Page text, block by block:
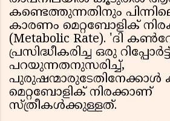
കണ്ടെത്തുന്നതിനും
കാരണം മെറ്റബോളിക്
(Metabolic Rate). 'ദി
പ്രസിദ്ധീകരിച്ച ഒരു
പറയുന്നതനുസരിച്ച്,
മെറ്റബോളിക് നിരക്കാണ്
സ്ത്രീകൾക്കുള്ളത്.